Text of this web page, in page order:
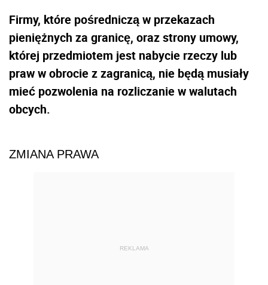
Firmy, które pośredniczą w przekazach
pieniężnych za granicę, oraz strony umowy,
której przedmiotem jest nabycie rzeczy lub
praw w obrocie z zagranicą, nie będą musiały
mieć pozwolenia na rozliczanie w walutach
obcych.
ZMIANA PRAWA
REKLAMA